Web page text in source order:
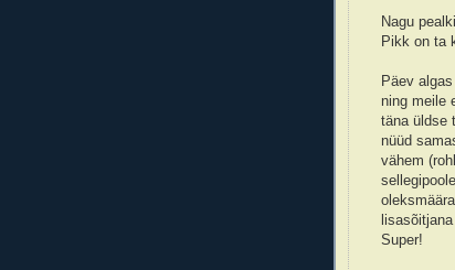
Nagu
Pikk on ta
Päev
ning meile
täna üldse
nüüd
vähem
Super!